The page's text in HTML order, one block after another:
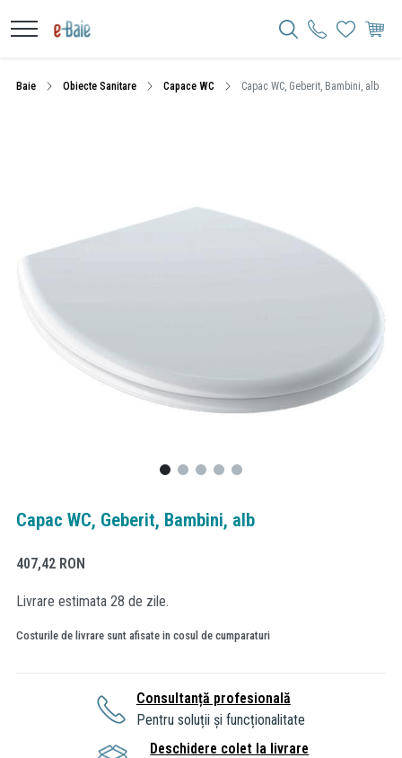
Baie Obiecte Sanitare Capace WC Capac WC, Geberit, Bambini, alb
Capac WC, Geberit, Bambini, alb
407,42 RON
Livrare estimata 28 de zile.
Costurile de livrare sunt afisate in cosul de cumparaturi
Consultanță profesională
Pentru soluții și funcționalitate
Deschidere colet la livrare